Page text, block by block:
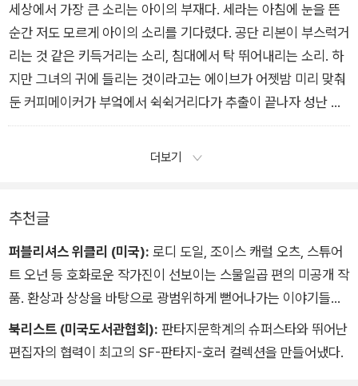
세상에서 가장 큰 소리는 아이의 부재다. 세라는 아침에 눈을 뜬
순간 저도 모르게 아이의 소리를 기다렸다. 공단 리본이 부스럭거
리는 것 같은 키득거리는 소리, 침대에서 탁 뛰어내리는 소리. 하
지만 그녀의 귀에 들리는 것이라고는 에이브가 어젯밤 미리 맞춰
둔 커피메이커가 부엌에서 쉭쉭거리다가 추출이 끝나자 성난 듯
탁탁 뱉으며 멈춘 소리가 전부였다. (「무게와 치수」)
더보기
추천글
퍼블리셔스 위클리 (미국): 로디 도일, 조이스 캐럴 오츠, 스튜어
트 오넌 등 호화로운 작가진이 선보이는 스물일곱 편의 미공개 작
품. 환상과 상상을 바탕으로 광범위하게 뻗어나가는 이야기들이
장르의 패러다임을 바꾼다.
북리스트 (미국도서관협회): 판타지문학계의 슈퍼스타와 뛰어난
편집자의 협력이 최고의 SF-판타지-호러 컬렉션을 만들어냈다.